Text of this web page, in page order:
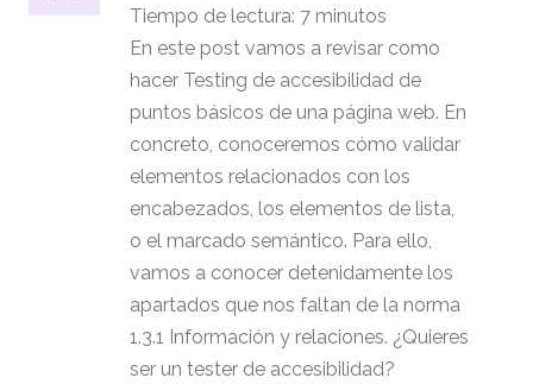
Tiempo de lectura: 7 minutos
En este post vamos a revisar como
hacer Testing de accesibilidad de
puntos básicos de una página web. En
concreto, conoceremos cómo validar
elementos relacionados con los
encabezados, los elementos de lista,
o el marcado semántico. Para ello,
vamos a conocer detenidamente los
apartados que nos faltan de la norma
1.3.1 Información y relaciones. ¿Quieres
ser un tester de accesibilidad?